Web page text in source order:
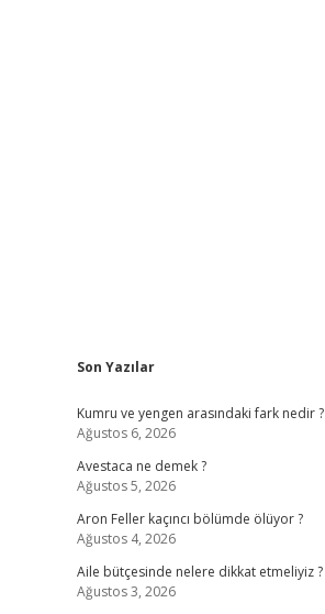
Sidebar
Son Yazılar
Kumru ve yengen arasındaki fark nedir ?
Ağustos 6, 2026
Avestaca ne demek ?
Ağustos 5, 2026
Aron Feller kaçıncı bölümde ölüyor ?
Ağustos 4, 2026
Aile bütçesinde nelere dikkat etmeliyiz ?
Ağustos 3, 2026